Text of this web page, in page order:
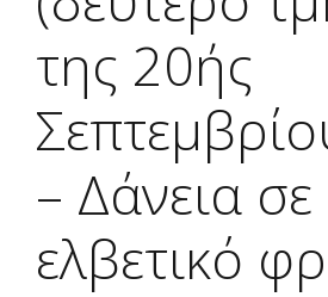
της 20ής
– Δάνεια σε
ελβετικό